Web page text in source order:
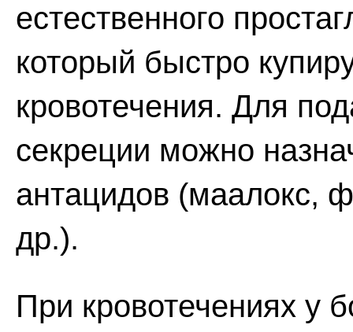
естественного
который быстро
кровотечения. Для
секреции можно
антацидов (маалокс,
др.).
При кровотечениях у